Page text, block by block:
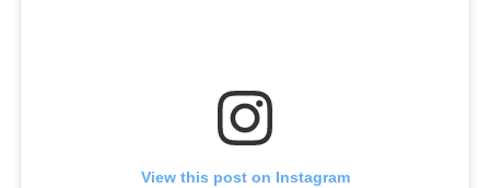
View this post on Instagram